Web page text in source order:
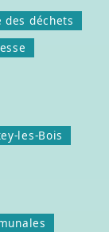
des déchets
les-Bois